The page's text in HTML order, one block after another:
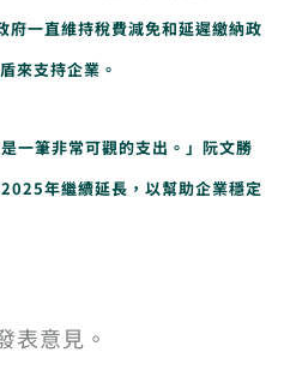
一直維持稅費減免和延遲繳納政
來支持企業。
一筆非常可觀的支出。」阮文勝
年繼續延長，以幫助企業穩定
表意見。